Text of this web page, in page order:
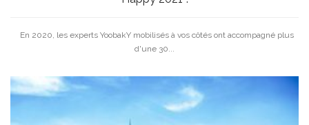
En 2020, les experts YoobakY mobilisés à vos côtés ont accompagné plus
d'une 30...